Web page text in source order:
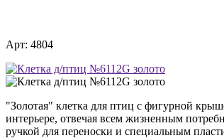
Арт: 4804
"Золотая" клетка для птиц с фигурной
интерьере, отвечая всем жизненным
ручкой для переноски и специальным